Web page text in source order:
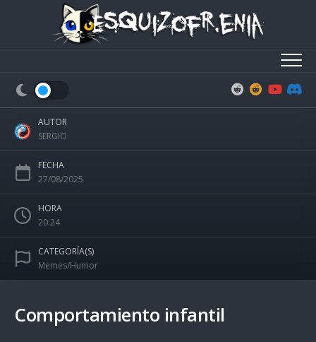
AUTOR
SERGIO
FECHA
27/08/2025
HORA
20:24
CATEGORÍA(S)
Memes/Humor
Comportamiento infantil